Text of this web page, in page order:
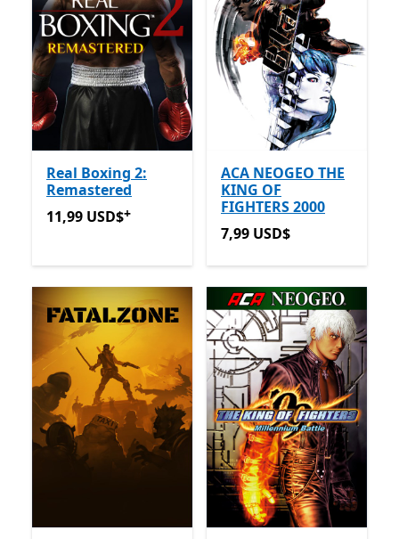
Real Boxing 2:
Remastered
11,99 USD$Ofertas em compras de aplicações
11,99 USD$+
ACA NEOGEO THE
KING OF
FIGHTERS 2000
7,99 USD$
7,99 USD$